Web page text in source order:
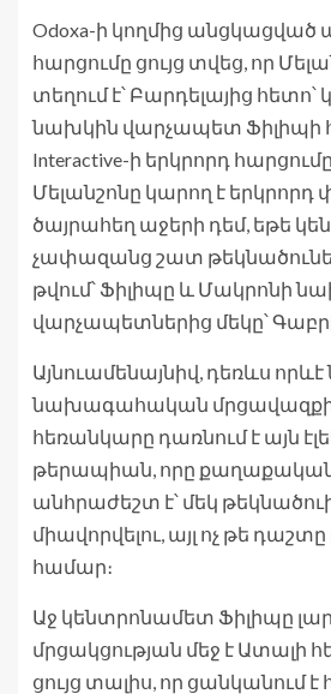
Odoxa-ի կողմից անցկացված
հարցումը ցույց տվեց, որ
տեղում է՝ Բարդելայից
նախկին վարչապետ Ֆիլիպի
Interactive-ի երկրորդ
Մելանշոնը կարող է երկրորդ
ծայրահեղ աջերի դեմ, եթե
չափազանց շատ
թվում՝ Ֆիլիպը և Մակրոնի
վարչապետներից մեկը՝
Այնուամենայնիվ, դեռևս որևէ
նախագահական մրցավազքից
հեռանկարը դառնում է այն
թերապիան, որը
անհրաժեշտ է՝ մեկ թեկնածուի
միավորվելու, այլ ոչ թե
համար։
Աջ կենտրոնամետ Ֆիլիպը
մրցակցության մեջ է Ատալի
ցույց տալիս, որ ցանկանում է